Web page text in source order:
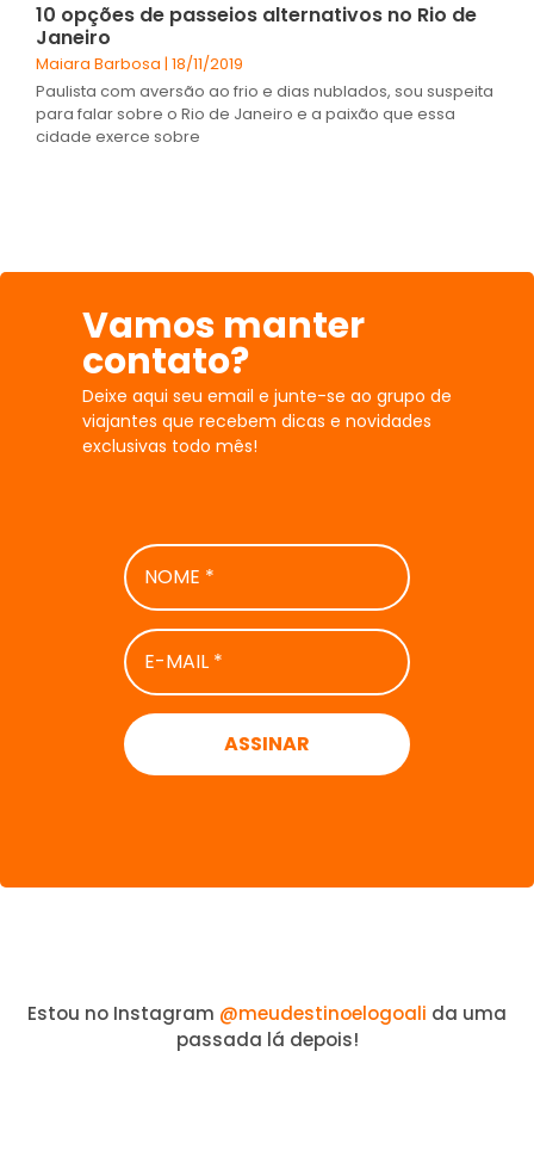
10 opções de passeios alternativos no Rio de
Janeiro
Maiara Barbosa 18/11/2019
Paulista com aversão ao frio e dias nublados, sou suspeita
para falar sobre o Rio de Janeiro e a paixão que essa
cidade exerce sobre
Vamos manter
contato?
Deixe aqui seu email e junte-se ao grupo de
viajantes que recebem dicas e novidades
exclusivas todo mês!
NOME
*
E-
MAIL
*
Estou no Instagram @meudestinoelogoali da uma
passada lá depois!